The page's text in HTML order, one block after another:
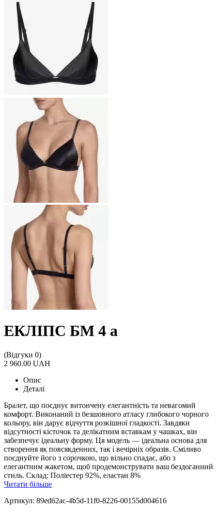
ЕКЛІПС БМ 4 а
(Відгуки 0)
2 960.00 UAH
Опис
Деталі
Бралет, що поєднує витончену елегантність та невагомий
комфорт. Виконаний із безшовного атласу глибокого чорного
кольору, він дарує відчуття розкішної гладкості. Завдяки
відсутності кісточок та делікатним вставкам у чашках, він
забезпечує ідеальну форму. Ця модель — ідеальна основа для
створення як повсякденних, так і вечірніх образів. Сміливо
поєднуйте його з сорочкою, що вільно спадає, або з
елегантним жакетом, щоб продемонструвати ваш бездоганний
стиль. Склад: Поліестер 92%, еластан 8%
Читати більше
Артикул: 89ed62ac-4b5d-11f0-8226-00155d004616